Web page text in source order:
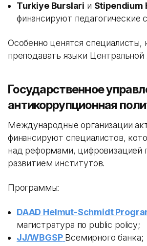
Turkiye Burslari и Stipendium
финансируют педагогические
Особенно ценятся специалисты,
преподавать языки Центральной
Государственное
антикоррупционная
Международные организации
финансируют специалистов,
над реформами, цифровизацией
развитием институтов.
Программы:
DAAD Helmut-Schmidt
магистратура по public policy;
JJ/WBGSP Всемирного банка;